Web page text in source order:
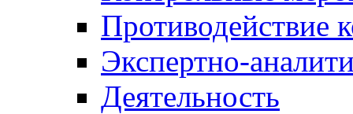
Противодействие
Экспертно-
Деятельность